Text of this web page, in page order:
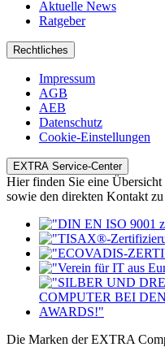
Aktuelle News
Ratgeber
Rechtliches
Impressum
AGB
AEB
Datenschutz
Cookie-Einstellungen
EXTRA Service-Center
Hier finden Sie eine
sowie den direkten Kontakt zu
Die Marken der EXTRA